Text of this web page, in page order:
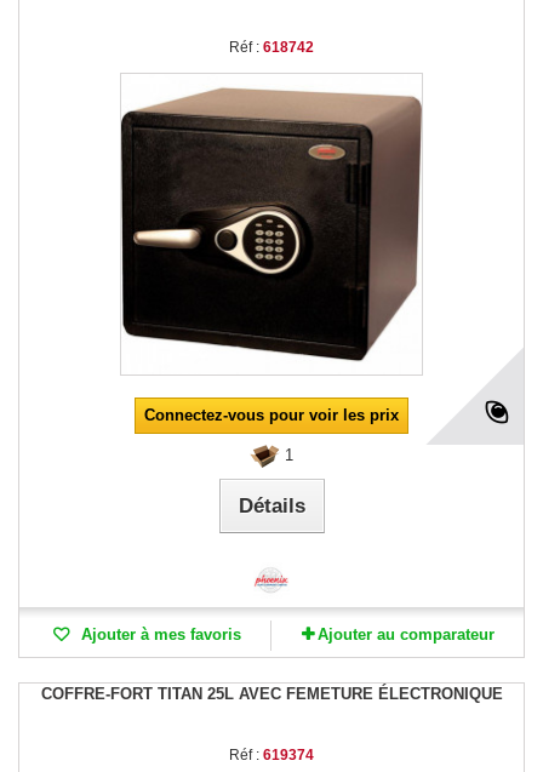
Réf : 618742
Connectez-vous pour voir les prix
1
Détails
Ajouter à mes favoris Ajouter au comparateur
COFFRE-FORT TITAN 25L AVEC FEMETURE ÉLECTRONIQUE
Réf : 619374